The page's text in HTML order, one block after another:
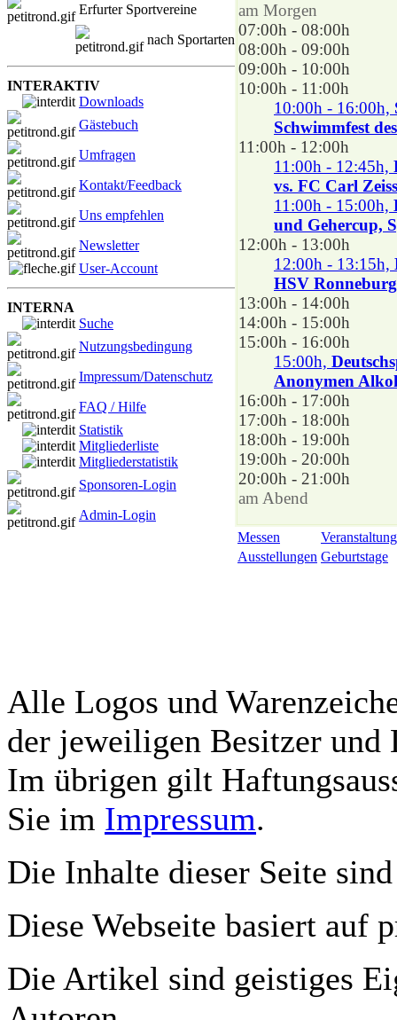
Erfurter Sportvereine
nach Sportarten
INTERAKTIV
Downloads
Gästebuch
Umfragen
Kontakt/Feedback
Uns empfehlen
Newsletter
User-Account
INTERNA
Suche
Nutzungsbedingung
Impressum/Datenschutz
FAQ / Hilfe
Statistik
Mitgliederliste
Mitgliederstatistik
Sponsoren-Login
Admin-Login
am Morgen
07:00h - 08:00h
08:00h - 09:00h
09:00h - 10:00h
10:00h - 11:00h
10:00h - 16:00h,
Schwimmfest
11:00h - 12:00h
11:00h - 12:45h,
vs. FC Carl
11:00h - 15:00h,
und Gehercup,
12:00h - 13:00h
12:00h - 13:15h,
HSV
13:00h - 14:00h
14:00h - 15:00h
15:00h - 16:00h
15:00h,
Anonymen
16:00h - 17:00h
17:00h - 18:00h
18:00h - 19:00h
19:00h - 20:00h
20:00h - 21:00h
am Abend
Messen
Veranstaltung
Ausstellungen Geburtstage
Alle Logos und
der jeweiligen Besitzer und
Im übrigen gilt
Sie im Impressum.
Die Inhalte dieser Seite
Diese Webseite basiert auf
Die Artikel sind geistiges